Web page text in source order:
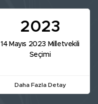
2023
14 Mayıs 2023 Milletvekili
Seçimi
Daha Fazla Detay